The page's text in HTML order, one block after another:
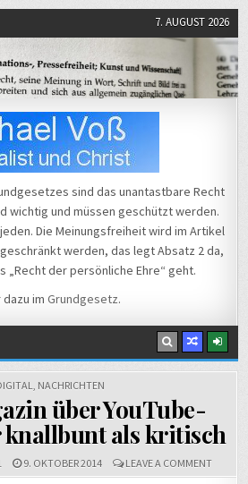
7. AUGUST 2026
sind das unantastbare Recht
wichtig und müssen geschützt werden.
Die Meinungsfreiheit wird im Artikel
werden, das legt Absatz 2 da,
„Recht der persönliche Ehre“ geht.
dazu im Grundgesetz.
, NACHRICHTEN
über YouTube-
knallbunt als kritisch
9. OKTOBER 2014 LEAVE A COMMENTON
NEUES